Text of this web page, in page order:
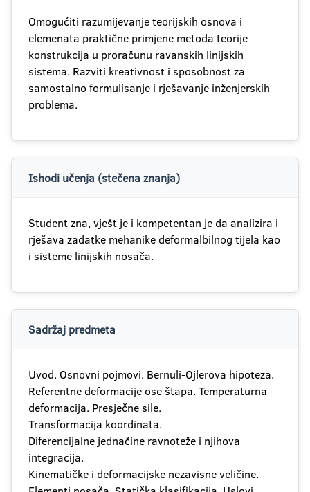
Omogućiti razumijevanje teorijskih osnova i
elemenata praktične primjene metoda teorije
konstrukcija u proračunu ravanskih linijskih
sistema. Razviti kreativnost i sposobnost za
samostalno formulisanje i rješavanje inženjerskih
problema.
Ishodi učenja (stečena znanja)
Student zna, vješt je i kompetentan je da analizira i
rješava zadatke mehanike deformalbilnog tijela kao
i sisteme linijskih nosača.
Sadržaj predmeta
Uvod. Osnovni pojmovi. Bernuli-Ojlerova hipoteza.
Referentne deformacije ose štapa. Temperaturna
deformacija. Presječne sile.
Transformacija koordinata.
Diferencijalne jednačine ravnoteže i njihova
integracija.
Kinematičke i deformacijske nezavisne veličine.